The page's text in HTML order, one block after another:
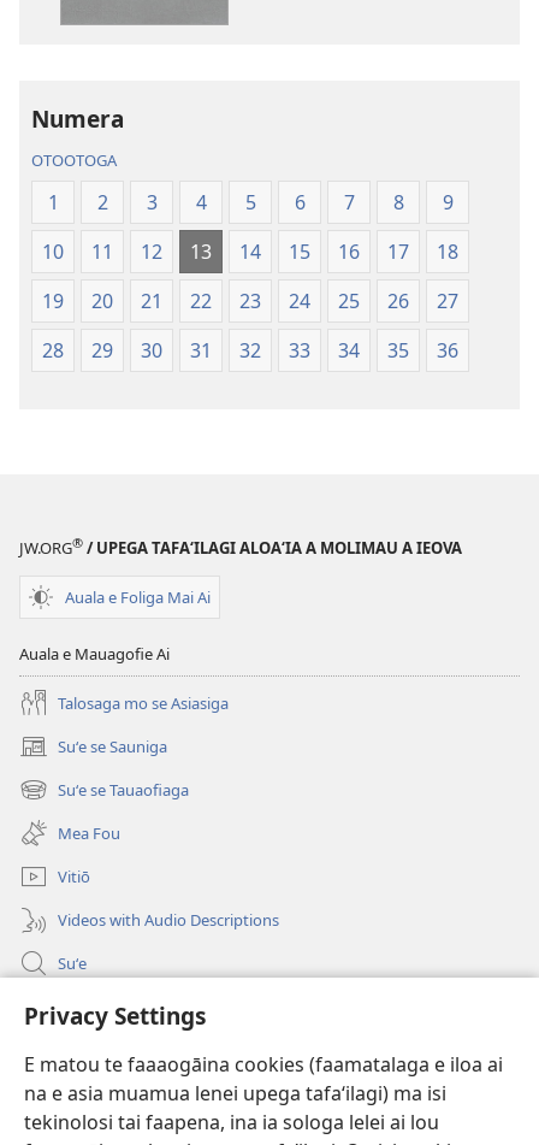
Privacy Settings
E matou te faaaogāina cookies (faamatalaga e iloa ai
na e asia muamua lenei upega tafaʻilagi) ma isi
tekinolosi tai faapena, ina ia sologa lelei ai lou
le
Faaliliuga
a
le
Lalolagi
Fou
Faaliliuga
le
Lalolagi
Fou
(Toe
Numera
OTOOTOGA
1 2 3 4 5 6 7 8
9
10
11 12 13 14 15 16 17
18
19
20 21 22 23 24 25 26
27
28
29 30 31 32 33 34 35 36
JW.ORG® / UPEGA TAFA‘ILAGI ALOA‘IA A MOLIMAU A IEOVA
Auala e Foliga Mai Ai
Auala e Mauagofie Ai
Talosaga mo se Asiasiga
Suʻe se Sauniga
(tatala
se
isi
polokalame)
Suʻe se Tauaofiaga
(tatala
se
isi
polokalame)
Mea Fou
Vitiō
Videos with Audio Descriptions
Suʻe
Faamatalaga mo Ofisa o le Malo
(tatala